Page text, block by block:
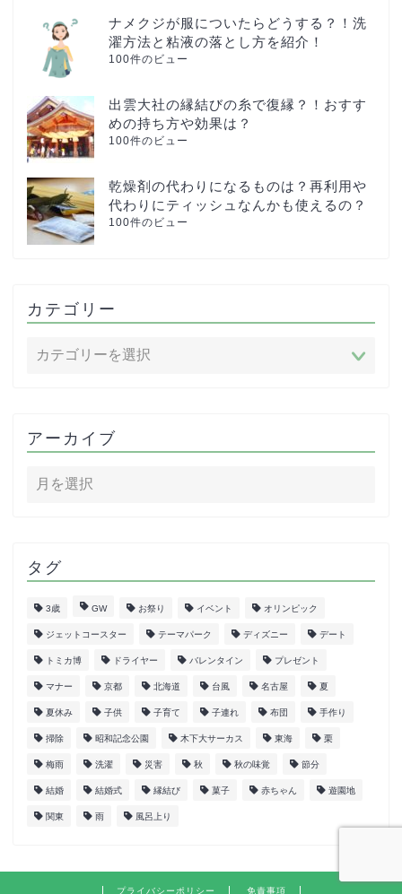
ナメクジが服についたらどうする？！洗
濯方法と粘液の落とし方を紹介！
100件のビュー
出雲大社の縁結びの糸で復縁？！おすす
めの持ち方や効果は？
100件のビュー
乾燥剤の代わりになるものは？再利用や
代わりにティッシュなんかも使えるの？
100件のビュー
カテゴリー
アーカイブ
タグ
3歳 GW お祭り イベント オリンピック
ジェットコースター テーマパーク ディズニー デート
トミカ博 ドライヤー バレンタイン プレゼント
マナー 京都 北海道 台風 名古屋 夏
夏休み 子供 子育て 子連れ 布団 手作り
掃除 昭和記念公園 木下大サーカス 東海 栗
梅雨 洗濯 災害 秋 秋の味覚 節分
結婚 結婚式 縁結び 菓子 赤ちゃん 遊園地
関東 雨 風呂上り
プライバシーポリシー 免責事項